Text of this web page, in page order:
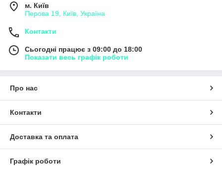
м. Київ
Перова 19, Київ, Україна
Контакти
Сьогодні працює з 09:00 до 18:00
Показати весь графік роботи
Про нас
Контакти
Доставка та оплата
Графік роботи